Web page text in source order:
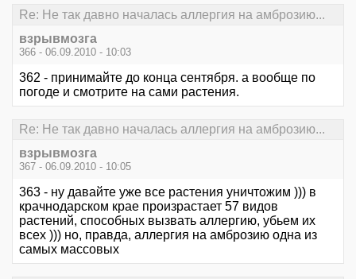
Re: Не так давно началась аллергия на амброзию...
взрывмозга
366 - 06.09.2010 - 10:03
362 - принимайте до конца сентября. а вообще по
погоде и смотрите на сами растения.
Re: Не так давно началась аллергия на амброзию...
взрывмозга
367 - 06.09.2010 - 10:05
363 - ну давайте уже все растения уничтожим ))) в
крачнодарском крае произрастает 57 видов
растений, способных вызвать аллергию, убьем их
всех ))) но, правда, аллергия на амброзию одна из
самых массовых